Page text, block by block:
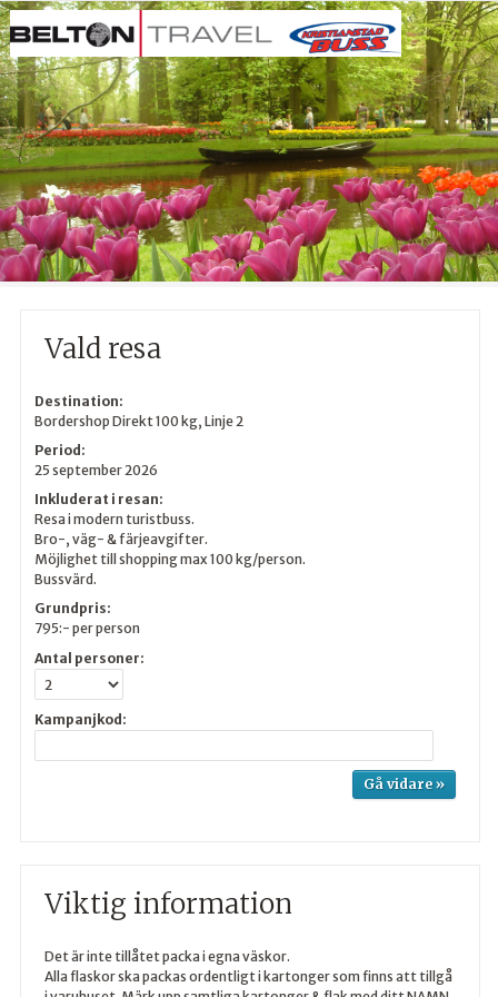
Vald resa
Destination:
Bordershop Direkt 100 kg, Linje 2
Period:
25 september 2026
Inkluderat i resan:
Resa i modern turistbuss.
Bro-, väg- & färjeavgifter.
Möjlighet till shopping max 100 kg/person.
Bussvärd.
Grundpris:
795:- per person
Antal personer:
Kampanjkod:
Viktig information
Det är inte tillåtet packa i egna väskor.
Alla flaskor ska packas ordentligt i kartonger som finns att tillgå